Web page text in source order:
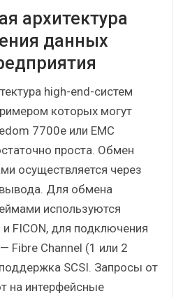
архитектура
данных
high-end-систем
которых могут
7700е или EMC
проста. Обмен
осуществляется через
Для обмена
используются
и FICON, для подключения
Fibre Channel (1 или 2
SCSI. Запросы от
на интерфейсные